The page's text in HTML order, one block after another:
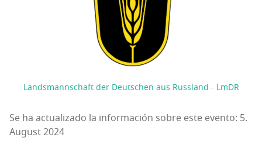
Landsmannschaft der Deutschen aus Russland - LmDR
Se ha actualizado la información sobre este evento: 5.
August 2024